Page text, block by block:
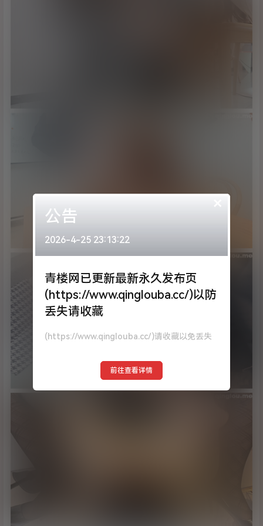
×
公告
2026-4-25 23:13:22
青楼网已更新最新永久发布页
(https://www.qinglouba.cc/)以防
丢失请收藏
(https://www.qinglouba.cc/)请收藏以免丢失
前往查看详情